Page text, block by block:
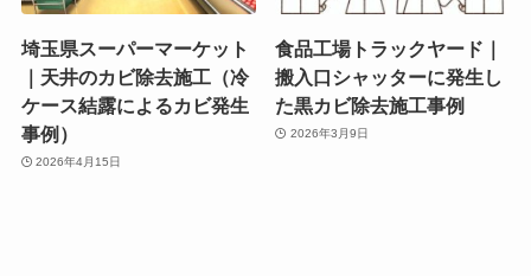
埼玉県スーパーマーケット
｜天井のカビ除去施工（冷
ケース結露によるカビ発生
事例）
2026年4月15日
食品工場トラックヤード｜
搬入口シャッターに発生し
た黒カビ除去施工事例
2026年3月9日